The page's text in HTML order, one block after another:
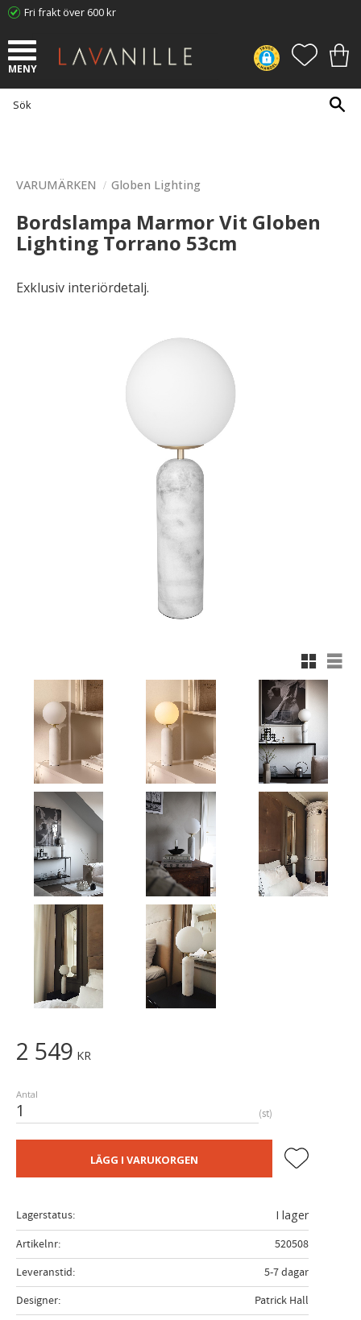
Fri frakt över 600 kr
VARUMÄRKEN Globen Lighting
Bordslampa Marmor Vit Globen
Lighting Torrano 53cm
Exklusiv interiördetalj.
2 549 KR
Antal
st
LÄGG I VARUKORGEN Lägg till i
Lagerstatus
I lager
Artikelnr
520508
Leveranstid
5-7 dagar
Designer
Patrick Hall